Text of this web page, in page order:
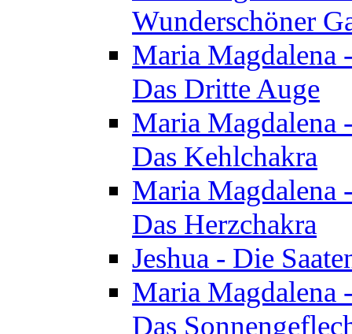
Wunderschöner
Maria Magdalena
Das Dritte Auge
Maria Magdalena
Das Kehlchakra
Maria Magdalena
Das Herzchakra
Jeshua - Die
Maria Magdalena
Das